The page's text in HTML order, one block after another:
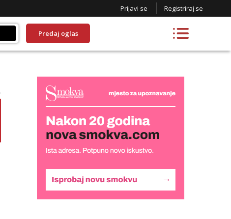
Prijavi se Registriraj se
Predaj oglas
Liliana